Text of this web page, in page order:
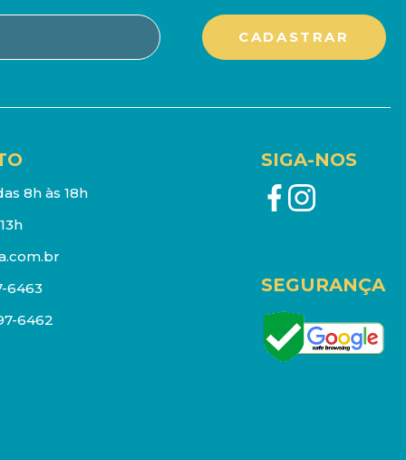
8h às 18h
6463
6462
SIGA-NOS
SEGURANÇA